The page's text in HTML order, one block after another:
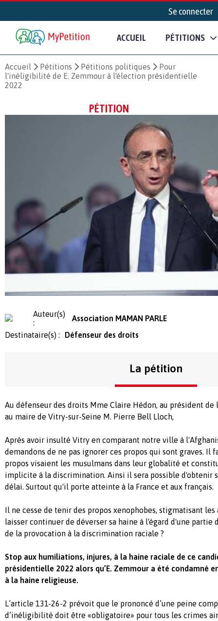
Se connecter
ACCUEIL PÉTITIONS
Accueil Pétitions Pétitions politiques
Pour
l'inéligibilité de E. Zemmour à l'élection présidentielle
2022
PÉTITION
Auteur(s)
:
Association MAMAN PARLE
Destinataire(s) :
Défenseur des droits
La pétition
Au défenseur des droits Mme Claire Hédon, au président de
au maire de Vitry-sur-Seine M. Pierre Bell Lloch,
Après avoir insulté Vitry en comparant notre ville à
demandons de ne pas ignorer ces propos qui sont graves. Il
propos visaient les musulmans dans leur globalité et
implicite à la discrimination. Ainsi il sera possible d'obtenir
délai. Surtout qu'il porte atteinte à la France et aux français.
Il ne cesse de tenir des propos xenophobes, stigmatisant
laisser continuer de déverser sa haine à l'égard d'une partie
de la provocation à la discrimination raciale ?
Stop aux humiliations, injures, à la haine raciale de ce
présidentielle 2022 alors qu’E. Zemmour a été condamné
à la haine religieuse.
L’article 131-26-2 prévoit que le prononcé d’une peine
d’inéligibilité doit être «obligatoire» pour tous les crimes